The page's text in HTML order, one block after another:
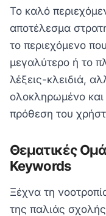
Το καλό
αποτέλεσμα
το περιεχόμενο
μεγαλύτερο ή το
λέξεις-κλειδιά,
ολοκληρωμένο και
πρόθεση του
Θεματικές
Keywords
Ξέχνα τη
της παλιάς